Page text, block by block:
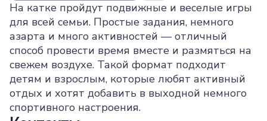
На катке пройдут подвижные и веселые игры
для всей семьи. Простые задания, немного
азарта и много активностей — отличный
способ провести время вместе и размяться на
свежем воздухе. Такой формат подходит
детям и взрослым, которые любят активный
отдых и хотят добавить в выходной немного
спортивного настроения.